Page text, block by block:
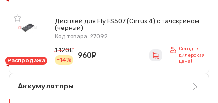
Дисплей для Fly FS507 (Cirrus 4) с тачскрином
(черный)
Код товара: 27092
Распродажа
1 120
-14%
960
Сегодня
дилерская
цена!
Аккумуляторы